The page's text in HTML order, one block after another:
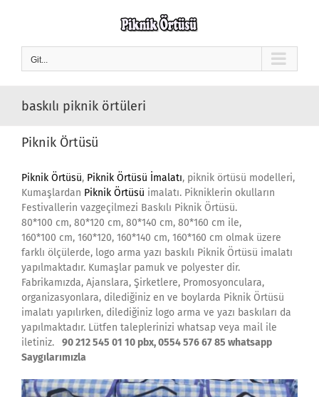
Git...
baskılı piknik örtüleri
Piknik Örtüsü
Piknik Örtüsü, Piknik Örtüsü İmalatı, piknik örtüsü modelleri,
Kumaşlardan Piknik Örtüsü imalatı. Pikniklerin okulların
Festivallerin vazgeçilmezi Baskılı Piknik Örtüsü.
80*100 cm, 80*120 cm, 80*140 cm, 80*160 cm ile,
160*100 cm, 160*120, 160*140 cm, 160*160 cm olmak üzere
farklı ölçülerde, logo arma yazı baskılı Piknik Örtüsü imalatı
yapılmaktadır. Kumaşlar pamuk ve polyester dir.
Fabrikamızda, Ajanslara, Şirketlere, Promosyonculara,
organizasyonlara, dilediğiniz en ve boylarda Piknik Örtüsü
imalatı yapılırken, dilediğiniz logo arma ve yazı baskıları da
yapılmaktadır. Lütfen taleplerinizi whatsap veya mail ile
iletiniz.
90 212 545 01 10 pbx, 0554 576 67 85 whatsapp
Saygılarımızla